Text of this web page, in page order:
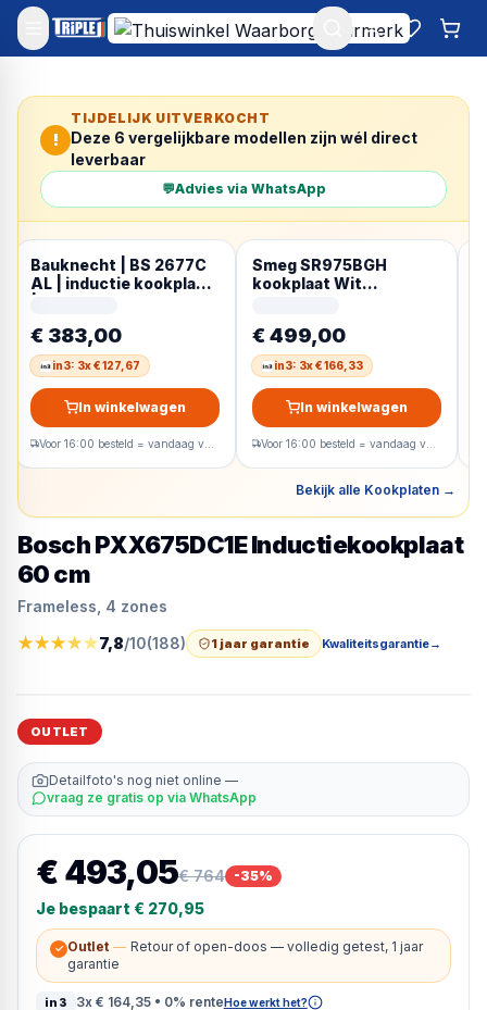
Mijn account
!
TIJDELIJK UITVERKOCHT
Deze 6 vergelijkbare modellen zijn wél direct
leverbaar
💬Advies via WhatsApp
Bauknecht | BS 2677C
AL | inductie kookplaat
€ 383,00
in3: 3x € 127,67
In winkelwagen
Smeg SR975BGH
kookplaat Wit
€ 499,00
in3: 3x € 166,33
In winkelwagen
Bekijk alle Kookplaten →
Bosch PXX675DC1E Inductiekookplaat
60 cm
Frameless, 4 zones
★★★★★7,8/10(188) 1 jaar garantie Kwaliteitsgarantie→
OUTLET
Detailfoto's nog niet online —
vraag ze gratis op via WhatsApp
€ 493,05€ 764 -35%
Je bespaart € 270,95
✓ Outlet — Retour of open-doos — volledig getest, 1 jaar
garantie
in3 3x € 164,35• 0% renteHoe werkt het?